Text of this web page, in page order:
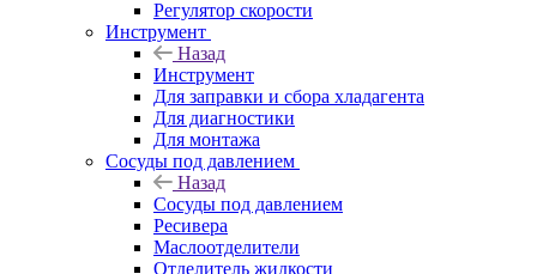
Регулятор скорости
Инструмент
Назад
Инструмент
Для заправки и сбора хладагента
Для диагностики
Для монтажа
Сосуды под давлением
Назад
Сосуды под давлением
Ресивера
Маслоотделители
Отделитель жидкости